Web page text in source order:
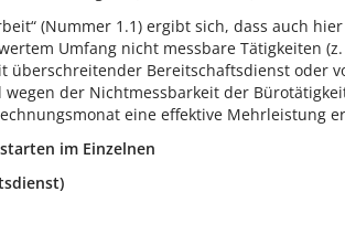
(Nummer 1.1) ergibt sich, dass auch
Umfang nicht messbare Tätigkeiten
überschreitender Bereitschaftsdienst oder
der Nichtmessbarkeit der
eine effektive Mehrleistung
im Einzelnen